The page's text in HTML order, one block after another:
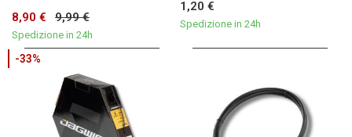
8,90 € 9,99 €
Spedizione in 24h
1,20 €
Spedizione in 24h
-33%